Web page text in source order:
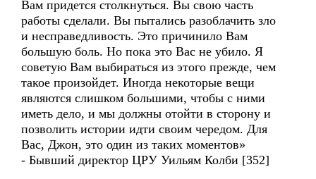
Вам придется столкнуться. Вы свою часть
работы сделали. Вы пытались разоблачить зло
и несправедливость. Это причинило Вам
большую боль. Но пока это Вас не убило. Я
советую Вам выбираться из этого прежде, чем
такое произойдет. Иногда некоторые вещи
являются слишком большими, чтобы с ними
иметь дело, и мы должны отойти в сторону и
позволить истории идти своим чередом. Для
Вас, Джон, это один из таких моментов»
- Бывший директор ЦРУ Уильям Колби [352]